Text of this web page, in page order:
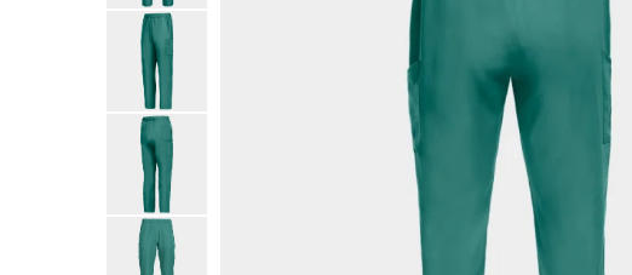
Agende, calendare si organizatoare
Agende personalizabile
Organizatoare business
Birotica si papetarie
Hartie si articole din hartie
Bibliorafturi, caiete mecanice,
Capsatoare, capse si perforatoare